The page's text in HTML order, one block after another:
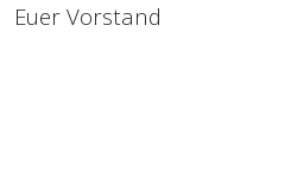
Euer Vorstand